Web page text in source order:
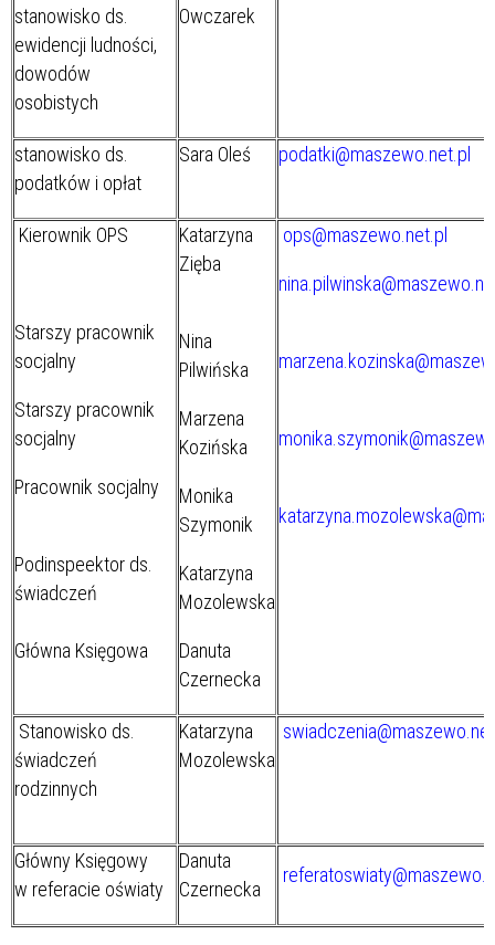
stanowisko ds.
ewidencji ludności,
dowodów
osobistych
Owczarek
stanowisko ds.
podatków i opłat
Sara Oleś podatki@maszewo.net.pl
Kierownik OPS
Starszy pracownik
socjalny
Starszy pracownik
socjalny
Pracownik socjalny
Podinspeektor ds.
świadczeń
Główna Księgowa
Katarzyna
Zięba
Nina
Pilwińska
Marzena
Kozińska
Monika
Szymonik
Katarzyna
Mozolewska
Danuta
Czernecka
ops@maszewo.net.pl
Stanowisko ds.
świadczeń
rodzinnych
Katarzyna
Mozolewska
Główny Księgowy
w referacie oświaty
Danuta
Czernecka